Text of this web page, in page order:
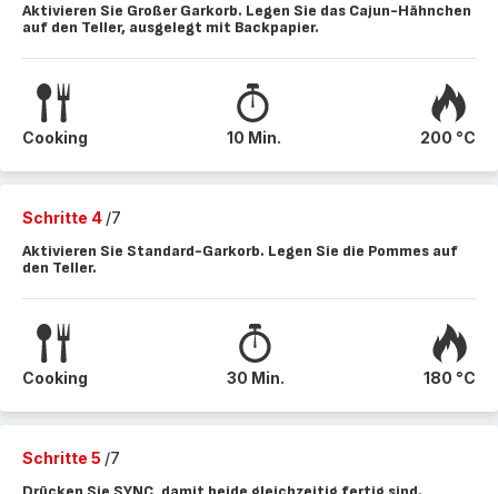
Aktivieren Sie Großer Garkorb. Legen Sie das Cajun-Hähnchen
auf den Teller, ausgelegt mit Backpapier.
Cooking 10 Min. 200 °C
Schritte 4 /7
Aktivieren Sie Standard-Garkorb. Legen Sie die Pommes auf
den Teller.
Cooking 30 Min. 180 °C
Schritte 5 /7